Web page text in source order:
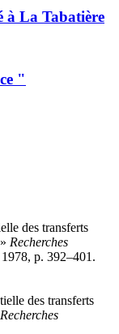
à La Tabatière
"
des transferts
Recherches
p. 392–401.
des transferts
Recherches